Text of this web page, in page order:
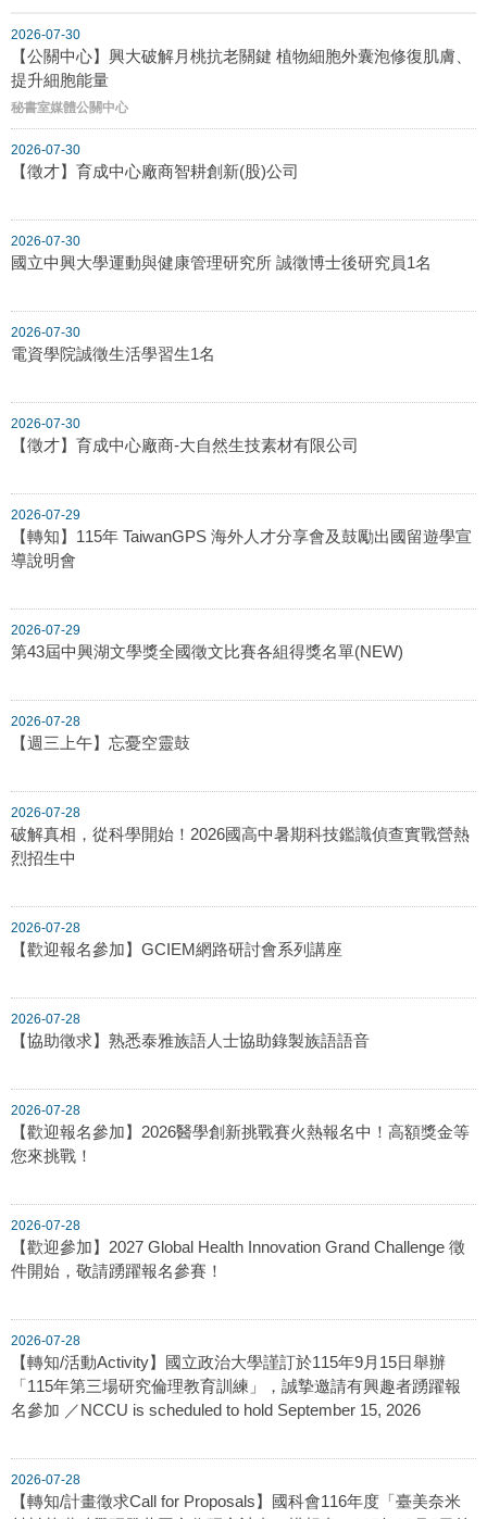
2026-07-30
【公關中心】興大破解月桃抗老關鍵 植物細胞外囊泡修復肌膚、
提升細胞能量
秘書室媒體公關中心
2026-07-30
【徵才】育成中心廠商智耕創新(股)公司
2026-07-30
國立中興大學運動與健康管理研究所 誠徵博士後研究員1名
2026-07-30
電資學院誠徵生活學習生1名
2026-07-30
【徵才】育成中心廠商-大自然生技素材有限公司
2026-07-29
【轉知】115年 TaiwanGPS 海外人才分享會及鼓勵出國留遊學宣
導說明會
2026-07-29
第43屆中興湖文學獎全國徵文比賽各組得獎名單(NEW)
2026-07-28
【週三上午】忘憂空靈鼓
2026-07-28
破解真相，從科學開始！2026國高中暑期科技鑑識偵查實戰營熱
烈招生中
2026-07-28
【歡迎報名參加】GCIEM網路研討會系列講座
2026-07-28
【協助徵求】熟悉泰雅族語人士協助錄製族語語音
2026-07-28
【歡迎報名參加】2026醫學創新挑戰賽火熱報名中！高額獎金等
您來挑戰！
2026-07-28
【歡迎參加】2027 Global Health Innovation Grand Challenge 徵
件開始，敬請踴躍報名參賽！
2026-07-28
【轉知/活動Activity】國立政治大學謹訂於115年9月15日舉辦
「115年第三場研究倫理教育訓練」，誠摯邀請有興趣者踴躍報
名參加 ／NCCU is scheduled to hold September 15, 2026
2026-07-28
【轉知/計畫徵求Call for Proposals】國科會116年度「臺美奈米